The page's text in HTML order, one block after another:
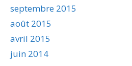
septembre 2015
août 2015
avril 2015
juin 2014